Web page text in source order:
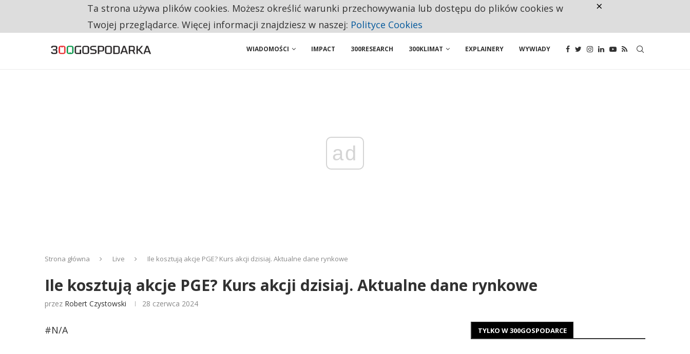
CO TRZECIĄ ZŁOTÓWKĘ Z EMERYTURY SENIORZY PRZEZNACZAJĄ NA PODSTAWOWE ZAKUPY
WIADOMOŚCI IMPACT 300RESEARCH 300KLIMAT EXPLAINERY WYWIADY
ad
Strona główna Live Ile kosztują akcje PGE? Kurs akcji dzisiaj. Aktualne dane rynkowe
Ile kosztują akcje PGE? Kurs akcji dzisiaj. Aktualne dane rynkowe
przez Robert Czystowski 28 czerwca 2024
#N/A TYLKO W 300GOSPODARCE
Ta strona używa plików cookies. Możesz określić warunki przechowywania lub dostępu do plików cookies w
Twojej przeglądarce. Więcej informacji znajdziesz w naszej: Polityce Cookies
×